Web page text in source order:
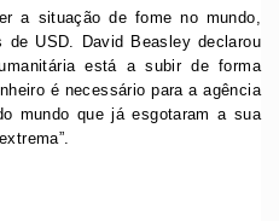
a situação de fome no mundo,
de USD. David Beasley declarou
está a subir de forma
é necessário para a agência
mundo que já esgotaram a sua